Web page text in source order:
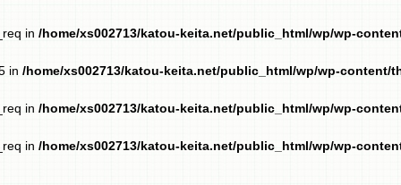
in /home/xs002713/katou-keita.net/public_html/wp/wp-
in /home/xs002713/katou-keita.net/public_html/wp/wp-content/
in /home/xs002713/katou-keita.net/public_html/wp/wp-
in /home/xs002713/katou-keita.net/public_html/wp/wp-